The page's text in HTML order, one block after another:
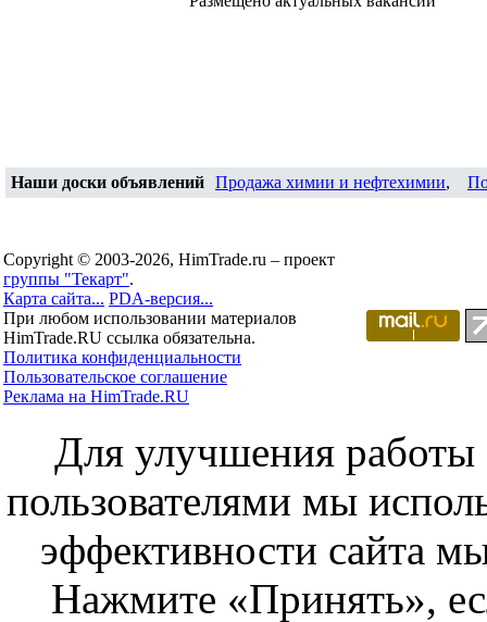
Наши доски объявлений Продажа химии и нефтехимии,
Copyright © 2003-2026, HimTrade.ru – проект
группы "Текарт".
Карта сайта... PDA-версия...
При любом использовании материалов
HimTrade.RU ссылка обязательна.
Политика конфиденциальности
Пользовательское соглашение
Реклама на HimTrade.RU
Для улучшения работы
пользователями мы
эффективности сайта
Нажмите «Принять»,